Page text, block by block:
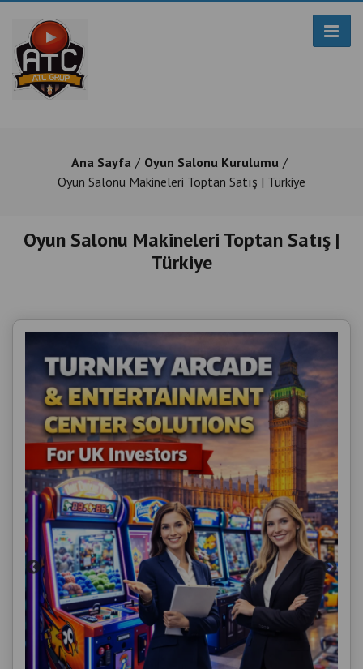
Ana Sayfa
Oyun Salonu Kurulumu
Oyun Salonu Makineleri Toptan Satış | Türkiye
Oyun Salonu Makineleri Toptan Satış |
Türkiye